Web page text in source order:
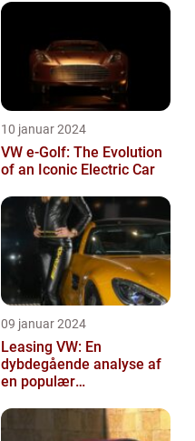
10 januar 2024
VW e-Golf: The Evolution
of an Iconic Electric Car
09 januar 2024
Leasing VW: En
dybdegående analyse af
en populær